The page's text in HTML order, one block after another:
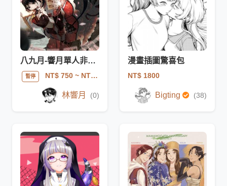
八九月-響月單人非商業插圖
暫停 NT$ 750~ NT$ 2000
林響月 (0)
漫畫插圖驚喜包
NT$ 1800
Bigting (38)